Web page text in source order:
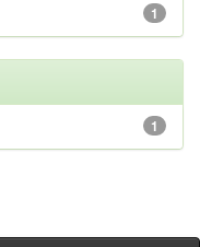
1
1